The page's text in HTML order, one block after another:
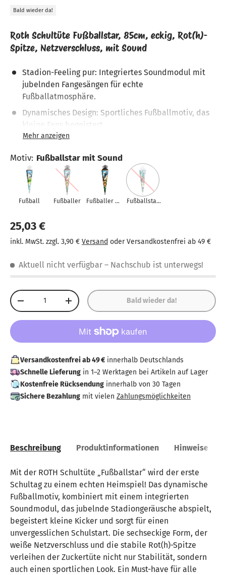
Bald wieder da!
Roth Schultüte Fußballstar, 85cm, eckig, Rot(h)-
Spitze, Netzverschluss, mit Sound
Stadion-Feeling pur: Integriertes Soundmodul mit
jubelnden Fangesängen für echte
Fußballatmosphäre.
Dynamisches Design: Sportliches Fußballmotiv, das
kleine Fans begeistert.
Stabile Konstruktion: Sechseckige Form mit robuster
Rot(h)-Spitze für sicheren Stand.
Praktischer Verschluss: Weißes Netz sorgt für
einfaches Öffnen und Schließen.
Großzügige Größe: Mit 85 cm Höhe bietet die
Hochwertige Verarbeitung: Aus stabilem Karton
gefertigt – langlebig und formstabil.
Schulstart mit ihrem Lieblingssport feiern möchten.
Motiv: Fußballstar mit Sound
Fußball Fußballer
Fußballer mit
Fußballstar
25,03 €
inkl. MwSt. zzgl. 3,90 € Versand oder Versandkostenfrei ab 49 €
Aktuell nicht verfügbar – Nachschub ist unterwegs!
Anzahl
-
+ Bald wieder da!
Versandkostenfrei ab 49 € innerhalb Deutschlands
Schnelle Lieferung in 1–2 Werktagen bei Artikeln auf Lager
Kostenfreie Rücksendung innerhalb von 30 Tagen
Sichere Bezahlung mit vielen Zahlungsmöglichkeiten
Beschreibung Produktinformationen Hinweise
Mit der ROTH Schultüte „Fußballstar“ wird der erste
Schultag zu einem echten Heimspiel! Das dynamische
Fußballmotiv, kombiniert mit einem integrierten
Soundmodul, das jubelnde Stadiongeräusche abspielt,
begeistert kleine Kicker und sorgt für einen
unvergesslichen Schulstart. Die sechseckige Form, der
weiße Netzverschluss und die stabile Rot(h)-Spitze
verleihen der Zuckertüte nicht nur Stabilität, sondern
auch einen sportlichen Look. Ein Must-have für alle